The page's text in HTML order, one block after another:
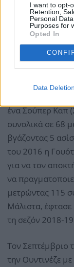
I want to opt-
Retention,
Personal
Purposes for
Opted In
Data Deletion
Με τη Μεγάλη
ένα Σούπερ Καπ
συνολικά σε 68
βγάζοντας 5
του 2016 η
για να τον
να
μετρώντας 115
Μάλιστα, έφτασε
τη σεζόν 2018-
Τον Σεπτέμβριο
την Ουντινέζε